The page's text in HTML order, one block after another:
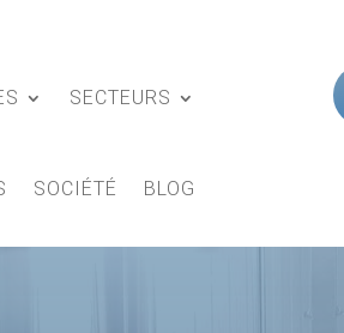
SECTEURS
SOCIÉTÉ BLOG